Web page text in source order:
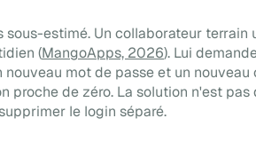
sous-estimé. Un collaborateur terrain
(MangoApps, 2026). Lui
nouveau mot de passe et un
proche de zéro. La solution n'est pas
le login séparé.